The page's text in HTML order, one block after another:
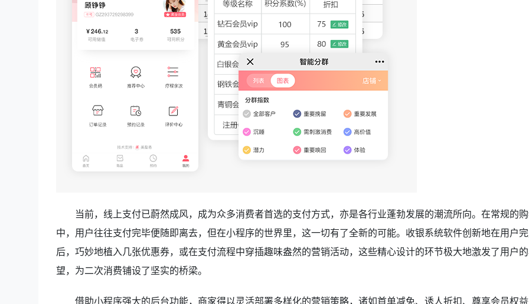
当前，线上支付已蔚然成风，成为众多消费者首选的支付方式，亦是各行业蓬勃发展的潮流所向。在常规的
中，用户往往支付完毕便随即离去，但在小程序的世界里，这一切有了全新的可能。收银系统软件创新地在用户
后，巧妙地植入几张优惠券，或在支付流程中穿插趣味盎然的营销活动，这些精心设计的环节极大地激发了用户
望，为二次消费铺设了坚实的桥梁。
借助小程序强大的后台功能，商家得以灵活部署多样化的营销策略，诸如首单减免、诱人折扣、尊享会员权